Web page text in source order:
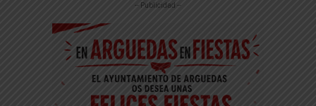
-- Publicidad --